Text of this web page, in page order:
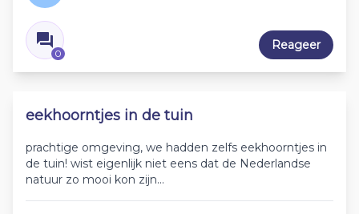
0
Reageer
eekhoorntjes in de tuin
prachtige omgeving, we hadden zelfs eekhoorntjes in
de tuin! wist eigenlijk niet eens dat de Nederlandse
natuur zo mooi kon zijn...